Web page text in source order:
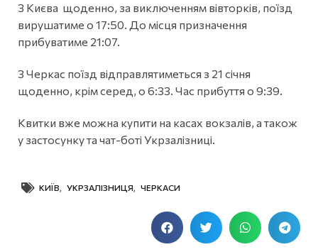
З Києва щоденно, за виключенням вівторків, поїзд
вирушатиме о 17:50. До місця призначення
прибуватиме 21:07.
З Черкас поїзд відправлятиметься з 21 січня
щоденно, крім серед, о 6:33. Час прибуття о 9:39.
Квитки вже можна купити на касах вокзалів, а також
у застосунку та чат-боті Укрзалізниці.
КИЇВ, УКРЗАЛІЗНИЦЯ, ЧЕРКАСИ